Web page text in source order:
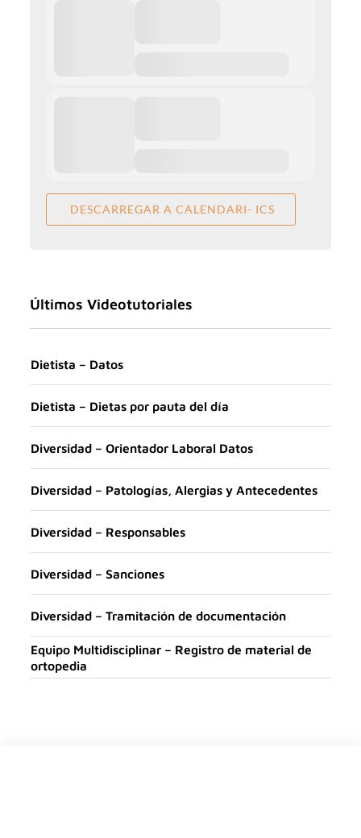
DESCARREGAR A CALENDARI- ICS
Últimos Videotutoriales
Dietista – Datos
Dietista – Dietas por pauta del día
Diversidad – Orientador Laboral Datos
Diversidad – Patologías, Alergias y Antecedentes
Diversidad – Responsables
Diversidad – Sanciones
Diversidad – Tramitación de documentación
Equipo Multidisciplinar – Registro de material de
ortopedia